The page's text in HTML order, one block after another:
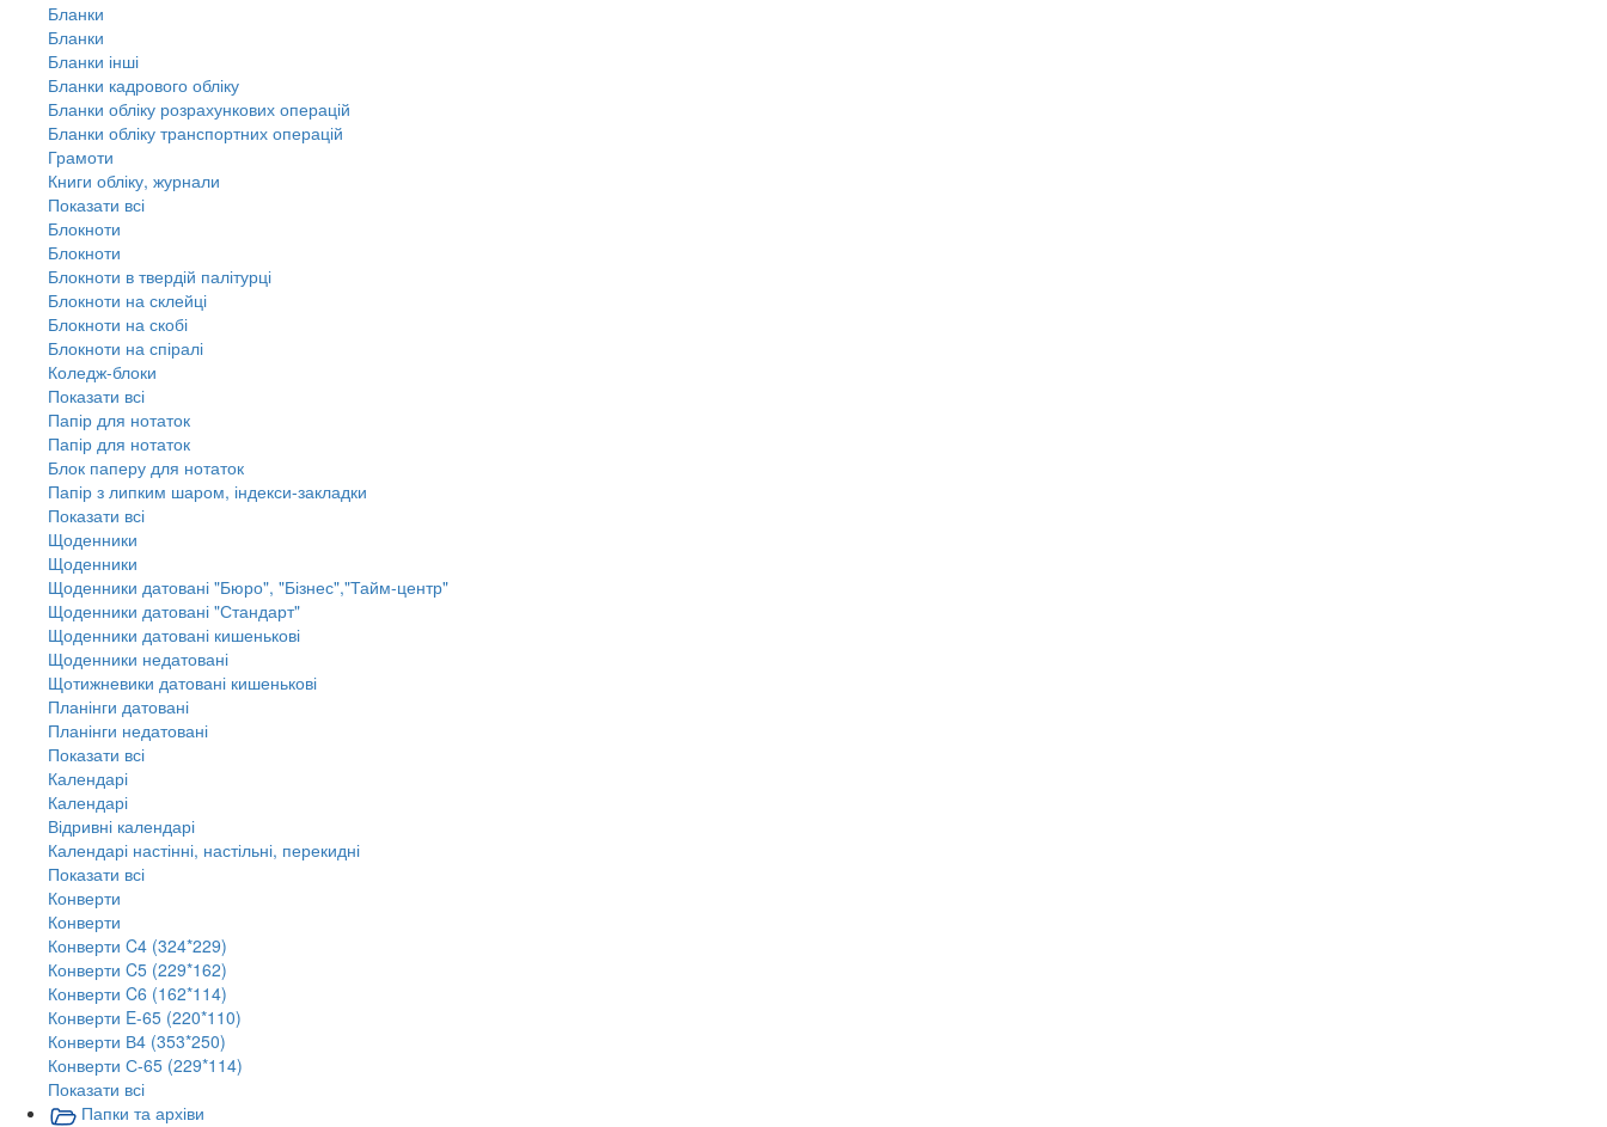
Бланки
Бланки
Бланки інші
Бланки кадрового обліку
Бланки обліку розрахункових операцій
Бланки обліку транспортних операцій
Грамоти
Книги обліку, журнали
Показати всі
Блокноти
Блокноти
Блокноти в твердій палітурці
Блокноти на склейці
Блокноти на скобі
Блокноти на спіралі
Коледж-блоки
Показати всі
Папір для нотаток
Папір для нотаток
Блок паперу для нотаток
Папір з липким шаром, індекси-закладки
Показати всі
Щоденники
Щоденники
Щоденники датовані "Бюро", "Бізнес","Тайм-центр"
Щоденники датовані "Стандарт"
Щоденники датовані кишенькові
Щоденники недатовані
Щотижневики датовані кишенькові
Планінги датовані
Планінги недатовані
Показати всі
Календарі
Календарі
Відривні календарі
Календарі настінні, настільні, перекидні
Показати всі
Конверти
Конверти
Конверти C4 (324*229)
Конверти C5 (229*162)
Конверти C6 (162*114)
Конверти E-65 (220*110)
Конверти В4 (353*250)
Конверти С-65 (229*114)
Показати всі
Папки та архіви